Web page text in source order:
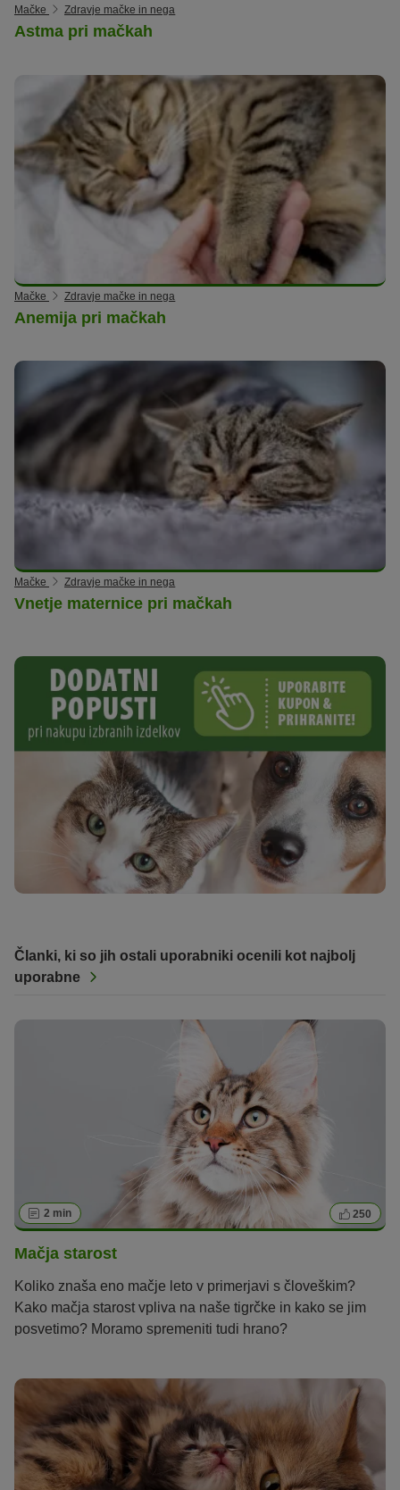
Mačke Zdravje mačke in nega
Astma pri mačkah
Mačke Zdravje mačke in nega
Anemija pri mačkah
Mačke Zdravje mačke in nega
Vnetje maternice pri mačkah
Članki, ki so jih ostali uporabniki ocenili kot najbolj
uporabne
2 min 250
Mačja starost
Koliko znaša eno mačje leto v primerjavi s človeškim?
Kako mačja starost vpliva na naše tigrčke in kako se jim
posvetimo? Moramo spremeniti tudi hrano?